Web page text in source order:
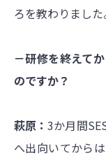
ろを教わりました
－研修を終えて
のですか？
萩原 ：3か月間
へ出向いてから